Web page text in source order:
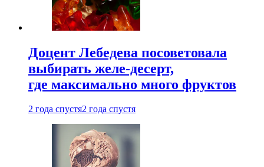
Доцент Лебедева посоветовала
выбирать желе-десерт,
где максимально много фруктов
2 года спустя2 года спустя